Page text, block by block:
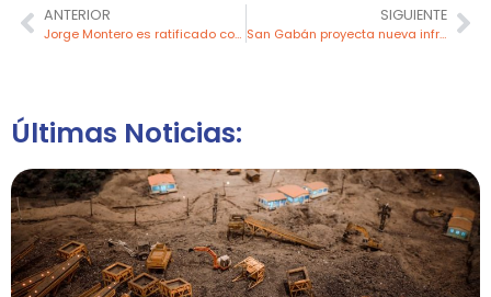
ANTERIOR
Jorge Montero es ratificado como ministro de Energía y Minas
SIGUIENTE
San Gabán proyecta nueva infraestructura hídrica para elevar generación eléctrica en Puno
Últimas Noticias: